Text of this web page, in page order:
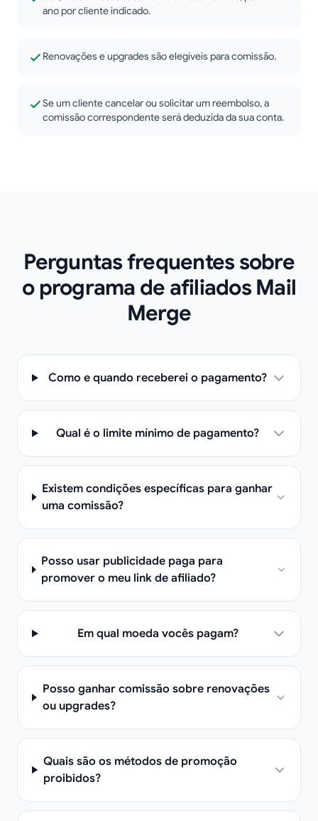
ano por cliente indicado.
Renovações e upgrades são elegíveis para comissão.
Se um cliente cancelar ou solicitar um reembolso, a
comissão correspondente será deduzida da sua conta.
Perguntas frequentes sobre
o programa de afiliados Mail
Merge
Como e quando receberei o pagamento?
Qual é o limite mínimo de pagamento?
Existem condições específicas para ganhar
uma comissão?
Posso usar publicidade paga para
promover o meu link de afiliado?
Em qual moeda vocês pagam?
Posso ganhar comissão sobre renovações
ou upgrades?
Quais são os métodos de promoção
proibidos?